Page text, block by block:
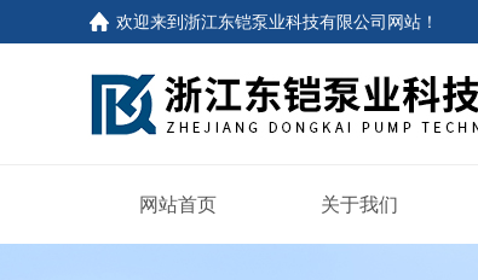
欢迎来到浙江东铠泵业科技有限公司网站 ！
网站首页 关于我们